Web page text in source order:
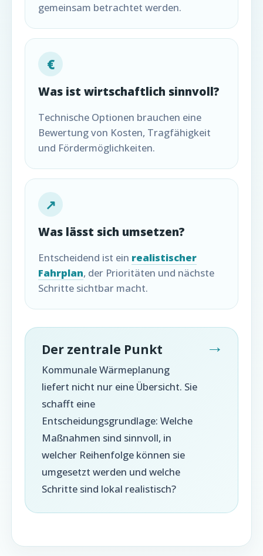
gemeinsam betrachtet werden.
€
Was ist wirtschaftlich sinnvoll?
Technische Optionen brauchen eine
Bewertung von Kosten, Tragfähigkeit
und Fördermöglichkeiten.
↗
Was lässt sich umsetzen?
Entscheidend ist ein realistischer
Fahrplan, der Prioritäten und nächste
Schritte sichtbar macht.
Der zentrale Punkt
Kommunale Wärmeplanung
liefert nicht nur eine Übersicht. Sie
schafft eine
Entscheidungsgrundlage: Welche
Maßnahmen sind sinnvoll, in
welcher Reihenfolge können sie
umgesetzt werden und welche
Schritte sind lokal realistisch?